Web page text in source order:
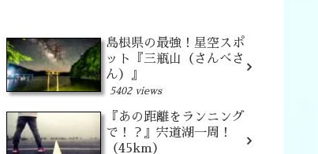
島根県の最強！星空スポ
ット『三瓶山（さんべさ
ん）』
5402 views
『あの距離をランニング
で！？』宍道湖一周！
（45km）